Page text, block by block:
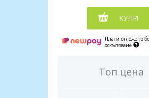
КУПИ
Плати отложено
оскъпяване
Топ цена